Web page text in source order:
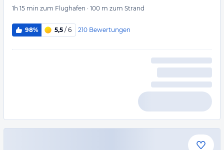
1h 15 min zum Flughafen · 100 m zum Strand
98% 5,5 / 6 210 Bewertungen